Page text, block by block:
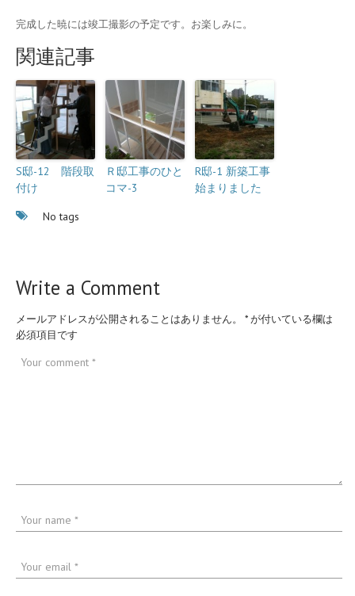
完成した暁には竣工撮影の予定です。お楽しみに。
関連記事
S邸-12 階段取
付け
Ｒ邸工事のひと
コマ-3
R邸-1 新築工事
始まりました
No tags
Write a Comment
メールアドレスが公開されることはありません。 *が付いている欄は
必須項目です